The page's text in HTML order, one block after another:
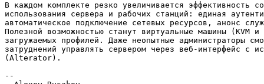
В каждом комплекте резко увеличивается эффективность
использования сервера и рабочих станций: единая
автоматическое подключение сетевых ресурсов, анонс
Полезной возможностью станут виртуальные машины (KVM и
загружаемых профилей. Даже неопытные администраторы
затруднений управлять сервером через веб-интерфейс с
(Alterator).
--